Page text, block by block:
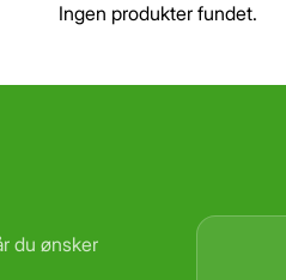
Ingen produkter fundet.
du ønsker